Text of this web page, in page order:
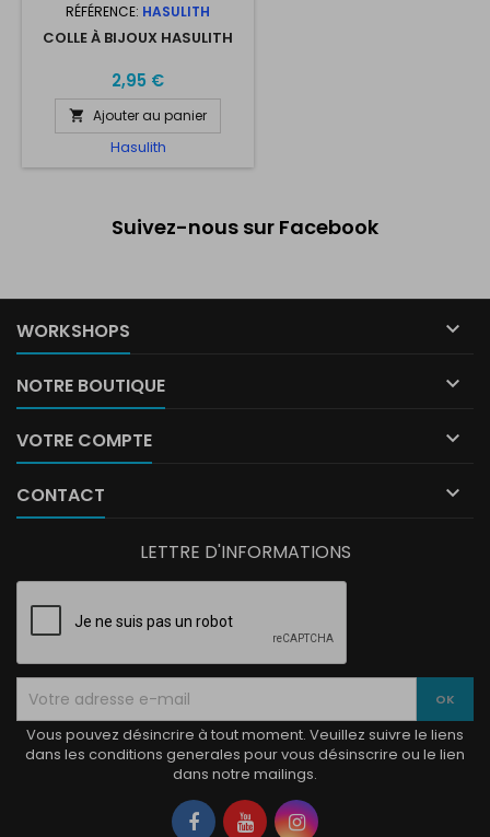
RÉFÉRENCE: HASULITH
COLLE À BIJOUX HASULITH
2,95 €
 Ajouter au panier
Hasulith
Suivez-nous sur Facebook
WORKSHOPS 
NOTRE BOUTIQUE 
VOTRE COMPTE 
CONTACT 
LETTRE D'INFORMATIONS
Vous pouvez désincrire à tout moment. Veuillez suivre le liens
dans les conditions generales pour vous désinscrire ou le lien
dans notre mailings.
Facebook
YouTubeInstagram